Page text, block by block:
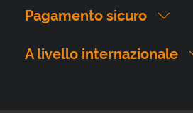
Pagamento sicuro
A livello internazionale